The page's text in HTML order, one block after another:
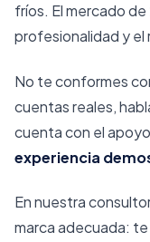
fríos. El mercado
profesionalidad y el
No te conformes
cuentas reales,
cuenta con el
experiencia
En nuestra
marca adecuada: